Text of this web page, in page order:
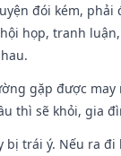
đói kém,
họp, tranh
gặp được
thì sẽ khỏi, gia
bị trái ý. Nếu ra